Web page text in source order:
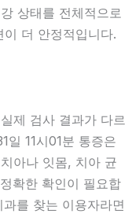
상태를 전체적으로
더 안정적입니다.
제 검사 결과가 다르
11시01분 통증은
아나 잇몸, 치아 균
확한 확인이 필요합
를 찾는 이용자라면